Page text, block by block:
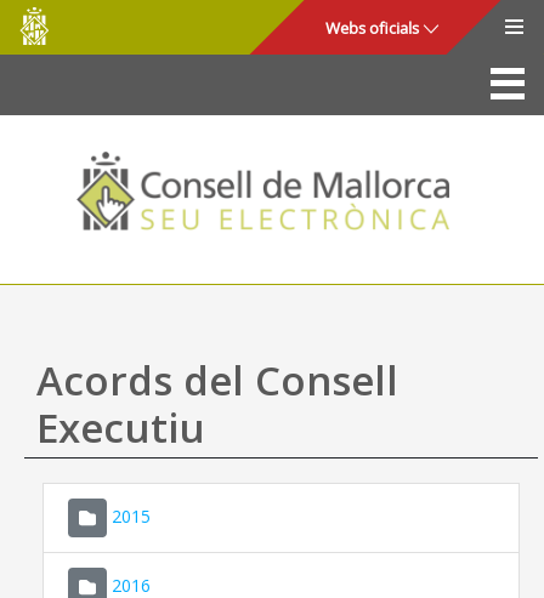
Salta al contingut principal
Consell
de
Mallorca
Webs oficials
La Seu
Consell de Mallorca
Accés i seguretat
Utilitats
Ajuda
Acords del Consell
Executiu
2015
2016